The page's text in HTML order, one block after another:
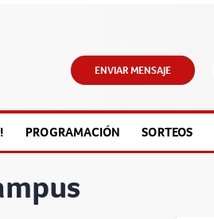
ENVIAR MENSAJE
PROGRAMACIÓN SORTEOS